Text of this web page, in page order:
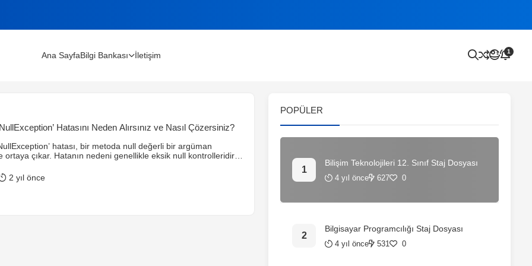
Rehberi (2026)
Ana SayfaBilgi Bankası İletişim 1
Hatasını Neden Alırsınız ve Nasıl Çözersiniz?
hatası, bir metoda null değerli bir argüman
ortaya çıkar. Hatanın nedeni genellikle eksik null kontrolleridir.
2 yıl önce
POPÜLER
Bilişim Teknolojileri 12. Sınıf Staj Dosyası
4 yıl önce 627 0
Bilgisayar Programcılığı Staj Dosyası
4 yıl önce 531 0